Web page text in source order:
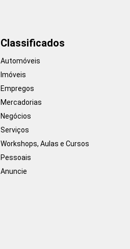
Classificados
Automóveis
Imóveis
Empregos
Mercadorias
Negócios
Serviços
Workshops, Aulas e Cursos
Pessoais
Anuncie